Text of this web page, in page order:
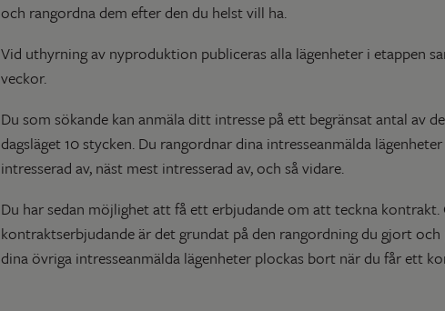
och rangordna dem efter den du helst vill ha.
Vid uthyrning av nyproduktion publiceras alla lägenheter i etappen
veckor.
Du som sökande kan anmäla ditt intresse på ett begränsat antal av
dagsläget 10 stycken. Du rangordnar dina intresseanmälda
intresserad av, näst mest intresserad av, och så vidare.
Du har sedan möjlighet att få ett erbjudande om att teckna
kontraktserbjudande är det grundat på den rangordning du gjort och
dina övriga intresseanmälda lägenheter plockas bort när du får ett